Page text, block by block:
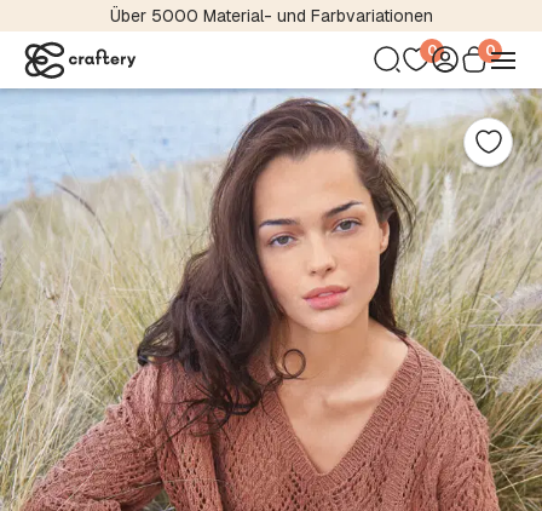
Über 5000 Material- und Farbvariationen
0 0